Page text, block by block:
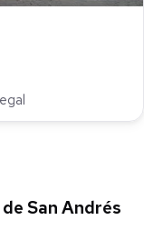
San Andrés